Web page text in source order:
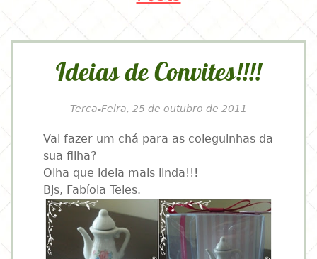
Ideias de Convites!!!!
Terca-Feira, 25 de outubro de 2011
Vai fazer um chá para as coleguinhas da
sua filha?
Olha que ideia mais linda!!!
Bjs, Fabíola Teles.